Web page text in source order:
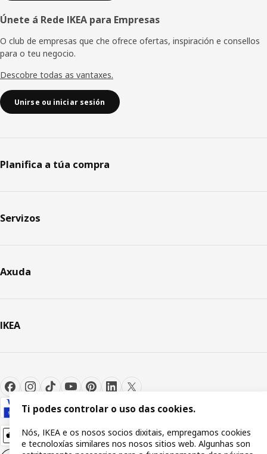
Únete á Rede IKEA para Empresas
O club de empresas que che ofrece ofertas, inspiración e consellos
para o teu negocio.
Descobre todas as vantaxes.
Unirse ou iniciar sesión
Planifica a túa compra
Servizos
Axuda
IKEA
Ti podes controlar o uso das cookies.
Nós, IKEA e os nosos socios dixitais, empregamos cookies
e tecnoloxías similares nos nosos sitios web. Algunhas son